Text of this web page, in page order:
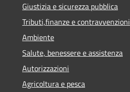
Giustizia e sicurezza pubblica
Tributi,finanze e contravvenzioni
Ambiente
Salute, benessere e assistenza
Autorizzazioni
Agricoltura e pesca